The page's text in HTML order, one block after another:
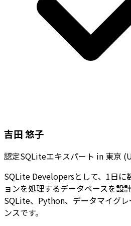
吉田 悠子
認定SQLiteエキスパート in 東京
SQLite Developersとして、1日に
ョンを処理するデータベースを設
SQLite、Python、データマイグ
ンスです。